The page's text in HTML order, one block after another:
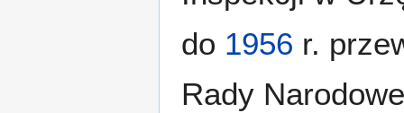
do 1956 r.
Rady